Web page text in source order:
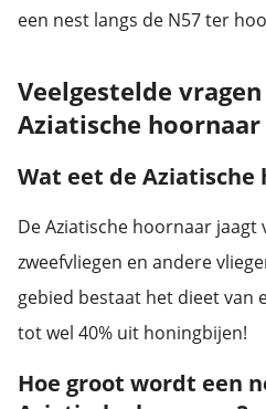
een nest langs de N57 ter
Veelgestelde
Aziatische hoornaar
Wat eet de Aziatische
De Aziatische hoornaar
zweefvliegen en andere
gebied bestaat het dieet van
tot wel 40% uit honingbijen!
Hoe groot wordt een